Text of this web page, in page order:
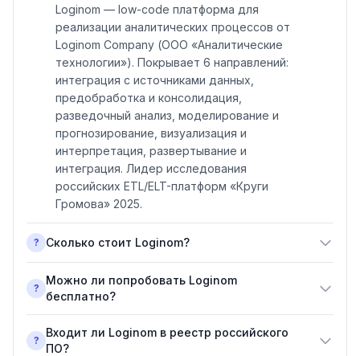
Loginom — low-code платформа для
реализации аналитических процессов от
Loginom Company (ООО «Аналитические
технологии»). Покрывает 6 направлений:
интеграция с источниками данных,
предобработка и консолидация,
разведочный анализ, моделирование и
прогнозирование, визуализация и
интерпретация, развертывание и
интеграция. Лидер исследования
российских ETL/ELT-платформ «Круги
Громова» 2025.
? Сколько стоит Loginom?
?
Можно ли попробовать Loginom
бесплатно?
?
Входит ли Loginom в реестр российского
ПО?